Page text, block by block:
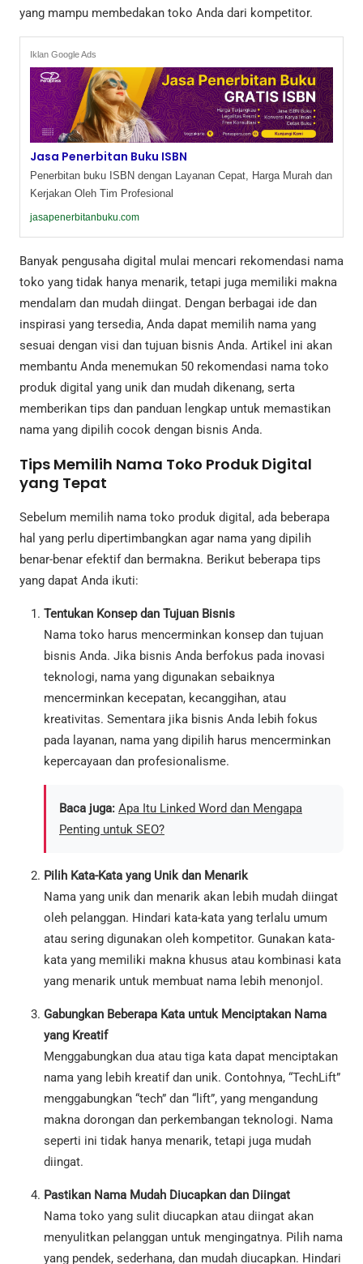
yang mampu membedakan toko Anda dari kompetitor.
Iklan Google Ads
Jasa Penerbitan Buku ISBN
Penerbitan buku ISBN dengan Layanan Cepat, Harga Murah dan
Kerjakan Oleh Tim Profesional
jasapenerbitanbuku.com
Banyak pengusaha digital mulai mencari rekomendasi nama
toko yang tidak hanya menarik, tetapi juga memiliki makna
mendalam dan mudah diingat. Dengan berbagai ide dan
inspirasi yang tersedia, Anda dapat memilih nama yang
sesuai dengan visi dan tujuan bisnis Anda. Artikel ini akan
membantu Anda menemukan 50 rekomendasi nama toko
produk digital yang unik dan mudah dikenang, serta
memberikan tips dan panduan lengkap untuk memastikan
nama yang dipilih cocok dengan bisnis Anda.
Tips Memilih Nama Toko Produk Digital
yang Tepat
Sebelum memilih nama toko produk digital, ada beberapa
hal yang perlu dipertimbangkan agar nama yang dipilih
benar-benar efektif dan bermakna. Berikut beberapa tips
yang dapat Anda ikuti:
Tentukan Konsep dan Tujuan Bisnis
Nama toko harus mencerminkan konsep dan tujuan
bisnis Anda. Jika bisnis Anda berfokus pada inovasi
teknologi, nama yang digunakan sebaiknya
mencerminkan kecepatan, kecanggihan, atau
kreativitas. Sementara jika bisnis Anda lebih fokus
pada layanan, nama yang dipilih harus mencerminkan
kepercayaan dan profesionalisme.
Baca juga: Apa Itu Linked Word dan Mengapa
Penting untuk SEO?
Pilih Kata-Kata yang Unik dan Menarik
Nama yang unik dan menarik akan lebih mudah diingat
oleh pelanggan. Hindari kata-kata yang terlalu umum
atau sering digunakan oleh kompetitor. Gunakan kata-
kata yang memiliki makna khusus atau kombinasi kata
yang menarik untuk membuat nama lebih menonjol.
Gabungkan Beberapa Kata untuk Menciptakan Nama
yang Kreatif
Menggabungkan dua atau tiga kata dapat menciptakan
nama yang lebih kreatif dan unik. Contohnya, “TechLift”
menggabungkan “tech” dan “lift”, yang mengandung
makna dorongan dan perkembangan teknologi. Nama
seperti ini tidak hanya menarik, tetapi juga mudah
diingat.
Pastikan Nama Mudah Diucapkan dan Diingat
Nama toko yang sulit diucapkan atau diingat akan
menyulitkan pelanggan untuk mengingatnya. Pilih nama
yang pendek, sederhana, dan mudah diucapkan. Hindari